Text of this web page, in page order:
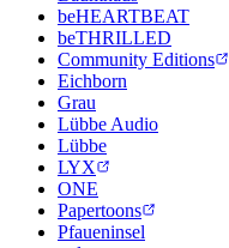
beHEARTBEAT
beTHRILLED
Community Editions
Eichborn
Grau
Lübbe Audio
Lübbe
LYX
ONE
Papertoons
Pfaueninsel